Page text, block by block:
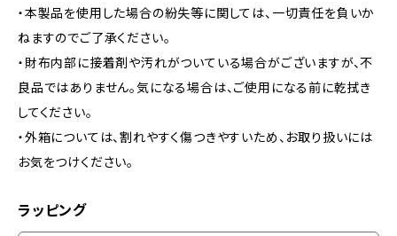
・本製品を使用した場合の紛失等に関しては、一切責任を負いか
ねますのでご了承ください。
・財布内部に接着剤や汚れがついている場合がございますが、不
良品ではありません。気になる場合は、ご使用になる前に乾拭き
してください。
・外箱については、割れやすく傷つきやすいため、お取り扱いには
お気をつけください。
ラッピング